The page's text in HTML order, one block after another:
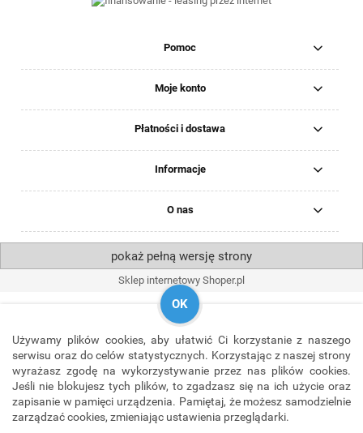
Pomoc
Moje konto
Płatności i dostawa
Informacje
O nas
pokaż pełną wersję strony
Sklep internetowy Shoper.pl
Używamy plików cookies, aby ułatwić Ci korzystanie z naszego
serwisu oraz do celów statystycznych. Korzystając z naszej strony
wyrażasz zgodę na wykorzystywanie przez nas plików cookies.
Jeśli nie blokujesz tych plików, to zgadzasz się na ich użycie oraz
zapisanie w pamięci urządzenia. Pamiętaj, że możesz samodzielnie
zarządzać cookies, zmieniając ustawienia przeglądarki.
OK